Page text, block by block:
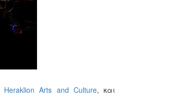
Heraklion Arts and Culture, και